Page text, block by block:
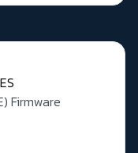
Firmware